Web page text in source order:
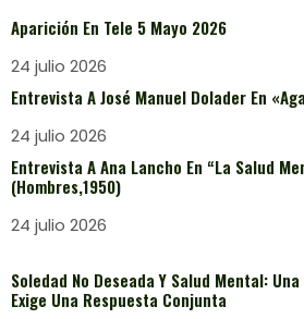
Aparición En Tele 5 Mayo 2026
24 julio 2026
Entrevista A José Manuel Dolader En
24 julio 2026
Entrevista A Ana Lancho En “La Salud
(Hombres,1950)
24 julio 2026
Soledad No Deseada Y Salud Mental:
Exige Una Respuesta Conjunta